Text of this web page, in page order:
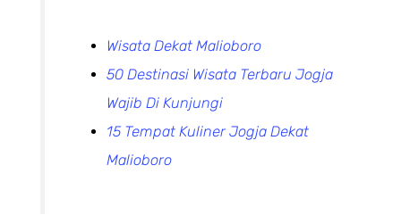
Wisata Dekat Malioboro
50 Destinasi Wisata Terbaru Jogja
Wajib Di Kunjungi
15 Tempat Kuliner Jogja Dekat
Malioboro